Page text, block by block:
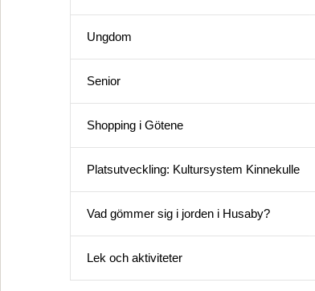
Ungdom
Senior
Shopping i Götene
Platsutveckling: Kultursystem Kinnekulle
Vad gömmer sig i jorden i Husaby?
Lek och aktiviteter